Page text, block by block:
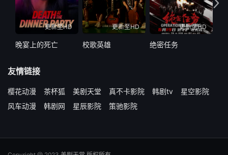
更新至HD
晚宴上的死亡
更新至HD
校歌英雄
更新至HD
绝密任务
友情链接
樱花动漫 茶杯狐 美剧天堂 真不卡影院 韩剧tv
星空影院
风车动漫
韩剧网 星辰影院 策驰影院